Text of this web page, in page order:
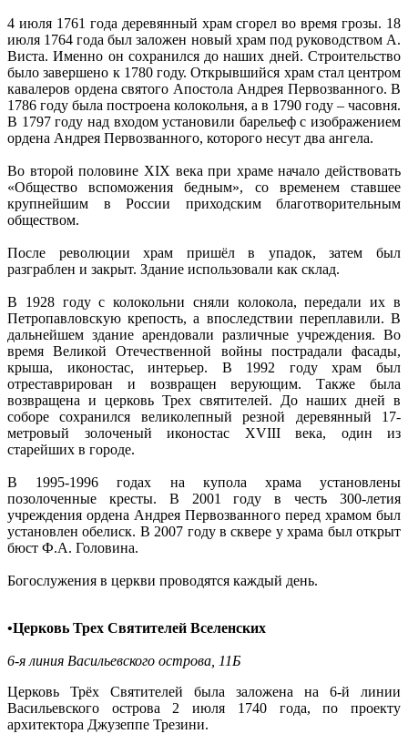
4 июля 1761 года деревянный храм сгорел во время грозы. 18
июля 1764 года был заложен новый храм под руководством А.
Виста. Именно он сохранился до наших дней. Строительство
было завершено к 1780 году. Открывшийся храм стал центром
кавалеров ордена святого Апостола Андрея Первозванного. В
1786 году была построена колокольня, а в 1790 году – часовня.
В 1797 году над входом установили барельеф с изображением
ордена Андрея Первозванного, которого несут два ангела.
Во второй половине XIX века при храме начало действовать
«Общество вспоможения бедным», со временем ставшее
крупнейшим в России приходским благотворительным
обществом.
После революции храм пришёл в упадок, затем был
разграблен и закрыт. Здание использовали как склад.
В 1928 году с колокольни сняли колокола, передали их в
Петропавловскую крепость, а впоследствии переплавили. В
дальнейшем здание арендовали различные учреждения. Во
время Великой Отечественной войны пострадали фасады,
крыша, иконостас, интерьер. В 1992 году храм был
отреставрирован и возвращен верующим. Также была
возвращена и церковь Трех святителей. До наших дней в
соборе сохранился великолепный резной деревянный 17-
метровый золоченый иконостас XVIII века, один из
старейших в городе.
В 1995-1996 годах на купола храма установлены
позолоченные кресты. В 2001 году в честь 300-летия
учреждения ордена Андрея Первозванного перед храмом был
установлен обелиск. В 2007 году в сквере у храма был открыт
бюст Ф.А. Головина.
Богослужения в церкви проводятся каждый день.
•Церковь Трех Святителей Вселенских
6-я линия Васильевского острова, 11Б
Церковь Трёх Святителей была заложена на 6-й линии
Васильевского острова 2 июля 1740 года, по проекту
архитектора Джузеппе Трезини.